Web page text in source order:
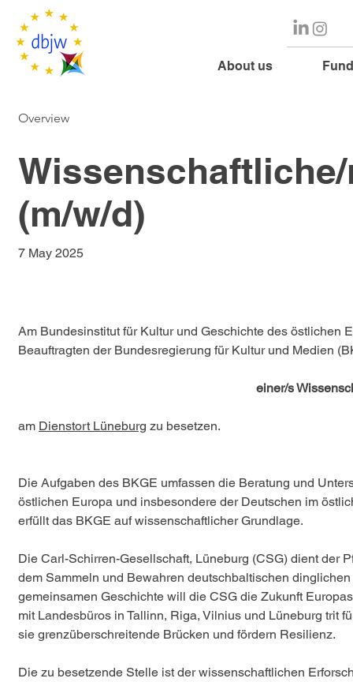
About us
Overview
(m/w/d)
7 May 2025
Am Bundesinstitut für Kultur und Geschichte des östlichen
Beauftragten der Bundesregierung für Kultur und Medien
einer/s
am Dienstort Lüneburg zu besetzen.
Die Aufgaben des BKGE umfassen die Beratung und
östlichen Europa und insbesondere der Deutschen im
erfüllt das BKGE auf wissenschaftlicher Grundlage.
Die Carl-Schirren-Gesellschaft, Lüneburg (CSG) dient der
dem Sammeln und Bewahren deutschbaltischen
gemeinsamen Geschichte will die CSG die Zukunft
mit Landesbüros in Tallinn, Riga, Vilnius und Lüneburg trit
sie grenzüberschreitende Brücken und fördern Resilienz.
Die zu besetzende Stelle ist der wissenschaftlichen